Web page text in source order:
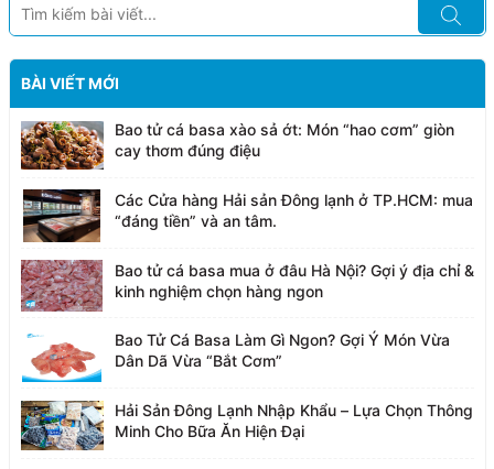
BÀI VIẾT MỚI
Bao tử cá basa xào sả ớt: Món “hao cơm” giòn
cay thơm đúng điệu
Các Cửa hàng Hải sản Đông lạnh ở TP.HCM: mua
“đáng tiền” và an tâm.
Bao tử cá basa mua ở đâu Hà Nội? Gợi ý địa chỉ &
kinh nghiệm chọn hàng ngon
Bao Tử Cá Basa Làm Gì Ngon? Gợi Ý Món Vừa
Dân Dã Vừa “Bắt Cơm”
Hải Sản Đông Lạnh Nhập Khẩu – Lựa Chọn Thông
Minh Cho Bữa Ăn Hiện Đại